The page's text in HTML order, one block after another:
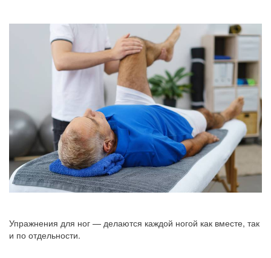
Упражнения для ног — делаются каждой ногой как вместе, так
и по отдельности.